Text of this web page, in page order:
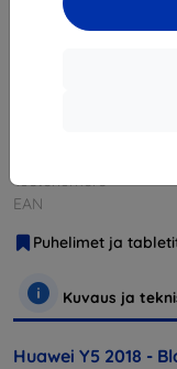
Loppuunmyyty
Muut tämän
Tuotenumero
EAN
Puhelimet ja
Kuvaus ja
Huawei Y5 2018 -